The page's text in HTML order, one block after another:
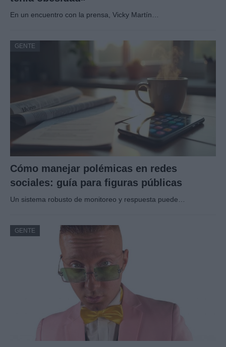
En un encuentro con la prensa, Vicky Martín…
GENTE
Cómo manejar polémicas en redes
sociales: guía para figuras públicas
Un sistema robusto de monitoreo y respuesta puede…
GENTE